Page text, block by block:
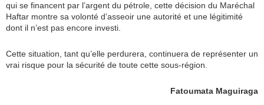
qui se financent par l’argent du pétrole, cette décision du Maréchal
Haftar montre sa volonté d’asseoir une autorité et une légitimité
dont il n’est pas encore investi.
Cette situation, tant qu’elle perdurera, continuera de représenter un
vrai risque pour la sécurité de toute cette sous-région.
Fatoumata Maguiraga